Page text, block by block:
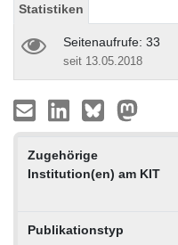
Statistiken
Seitenaufrufe: 33
seit 13.05.2018
Zugehörige
Institution(en) am KIT
Publikationstyp